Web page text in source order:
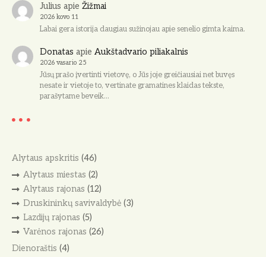
Julius apie Žižmai
2026 kovo 11
Labai gera istorija daugiau sužinojau apie senelio gimta kaima.
Donatas apie Aukštadvario piliakalnis
2026 vasario 25
Jūsų prašo įvertinti vietovę, o Jūs joje greičiausiai net buvęs
nesate ir vietoje to, vertinate gramatines klaidas tekste,
parašytame beveik…
Alytaus apskritis (46)
Alytaus miestas (2)
Alytaus rajonas (12)
Druskininkų savivaldybė(3)
Lazdijų rajonas (5)
Varėnos rajonas (26)
Dienoraštis (4)